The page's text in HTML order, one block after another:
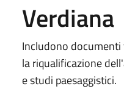
Verdiana
Includono
la riqualificazione
e studi paesaggistici.